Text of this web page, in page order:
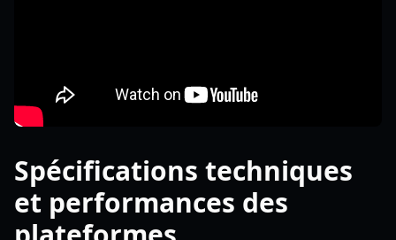
Spécifications techniques
et performances des